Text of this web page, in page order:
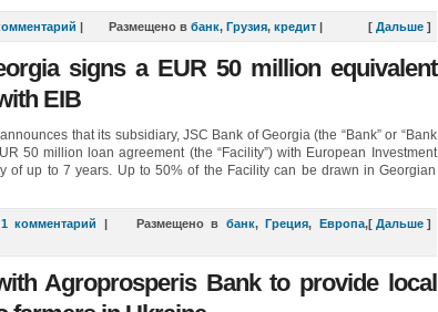
[Дальше ]
| Размещено в банк, Грузия, кредит|
signs a EUR 50 million equivalent
EIB
that its subsidiary, JSC Bank of Georgia (the “Bank” or “Bank
50 million loan agreement (the “Facility”) with European Investment
of up to 7 years. Up to 50% of the Facility can be drawn in Georgian
[Дальше ]
1 комментарий | Размещено в банк,Греция, Европа,
Agroprosperis Bank to provide local